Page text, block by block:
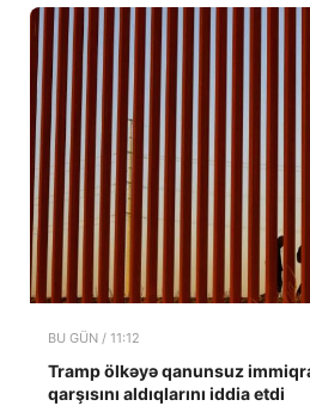
BU GÜN / 11:12
Tramp ölkəyə qanunsuz
qarşısını aldıqlarını iddia etdi